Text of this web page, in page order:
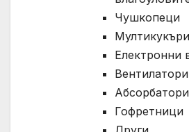
Чушкопеци
Мултикукъри
Електронни
Вентилатори
Абсорбатори
Гофретници